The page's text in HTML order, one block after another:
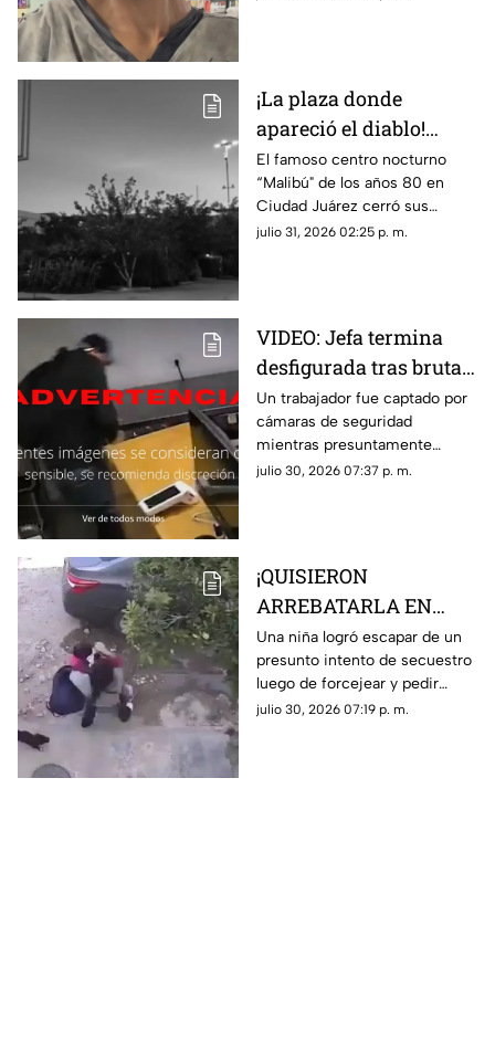
¡La plaza donde
apareció el diablo!
Aseguran que hombre
con patas de cabra se
apareció en lo que hoy
es conocida tienda en
El famoso centro nocturno
“Malibú" de los años 80 en
Ciudad Juárez cerró sus
puertas tras una terrorífica
julio 31, 2026 02:25 p. m.
VIDEO: Jefa termina
desfigurada tras brutal
ataque de su empleado
por no pagarle
liquiación
Un trabajador fue captado por
cámaras de seguridad
mientras presuntamente
golpeaba a su jefa en repetidas
julio 30, 2026 07:37 p. m.
¡QUISIERON
ARREBATARLA EN
SEGUNDOS! Niña
escapa de presunto
intento de secuestro;
este es el VIDEO
Una niña logró escapar de un
presunto intento de secuestro
luego de forcejear y pedir
ayuda a gritos cuando una
julio 30, 2026 07:19 p. m.